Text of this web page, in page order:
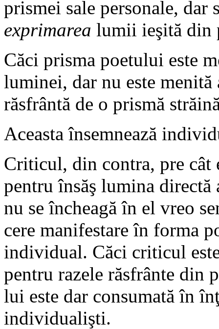
prismei sale personale, dar
exprimarea lumii ieşită din
Căci prisma poetului este
luminei, dar nu este menită
răsfrântă de o prismă
Aceasta însemnează
Criticul, din contra, pre cât
pentru însăş lumina
nu se încheagă în el vreo
cere manifestare în forma
individual. Căci criticul
pentru razele răsfrânte din
lui este dar consumată în
individualişti.